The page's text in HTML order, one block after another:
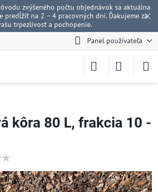
✕
zvýšeného počtu objednávok sa aktuálna
predĺžiť na 2 – 4 pracovných dní. Ďakujeme za
trpezlivosť a pochopenie.
Panel používateľa
kôra 80 L, frakcia 10 -